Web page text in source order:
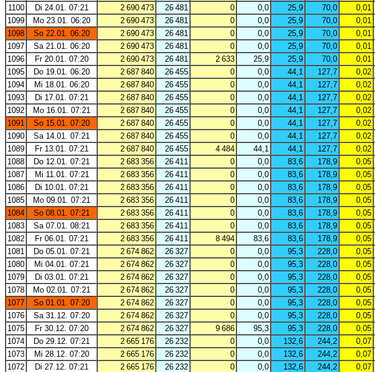
1100
Di 24.01. 07:21 2 690 473 26 481 0 0,0 25,9 70,0 0,01
1099
Mo 23.01. 06:20 2 690 473 26 481 0 0,0 25,9 70,0 0,01
1098
So 22.01. 06:20 2 690 473 26 481 0 0,0 25,9 70,0 0,01
1097
Sa 21.01. 06:20 2 690 473 26 481 0 0,0 25,9 70,0 0,01
1096
Fr 20.01. 07:20 2 690 473 26 481 2 633 25,9 25,9 70,0 0,01
1095
Do 19.01. 06:20 2 687 840 26 455 0 0,0 44,1 127,7 0,02
1094
Mi 18.01. 06:20 2 687 840 26 455 0 0,0 44,1 127,7 0,02
1093
Di 17.01. 07:21 2 687 840 26 455 0 0,0 44,1 127,7 0,02
1092
Mo 16.01. 07:21 2 687 840 26 455 0 0,0 44,1 127,7 0,02
1091
So 15.01. 07:20 2 687 840 26 455 0 0,0 44,1 127,7 0,02
1090
Sa 14.01. 07:21 2 687 840 26 455 0 0,0 44,1 127,7 0,02
1089
Fr 13.01. 07:21 2 687 840 26 455 4 484 44,1 44,1 127,7 0,02
1088
Do 12.01. 07:21 2 683 356 26 411 0 0,0 83,6 178,9 0,05
1087
Mi 11.01. 07:21 2 683 356 26 411 0 0,0 83,6 178,9 0,05
1086
Di 10.01. 07:21 2 683 356 26 411 0 0,0 83,6 178,9 0,05
1085
Mo 09.01. 07:21 2 683 356 26 411 0 0,0 83,6 178,9 0,05
1084
So 08.01. 07:21 2 683 356 26 411 0 0,0 83,6 178,9 0,05
1083
Sa 07.01. 08:21 2 683 356 26 411 0 0,0 83,6 178,9 0,05
1082
Fr 06.01. 07:21 2 683 356 26 411 8 494 83,6 83,6 178,9 0,05
1081
Do 05.01. 07:21 2 674 862 26 327 0 0,0 95,3 228,0 0,05
1080
Mi 04.01. 07:21 2 674 862 26 327 0 0,0 95,3 228,0 0,05
1079
Di 03.01. 07:21 2 674 862 26 327 0 0,0 95,3 228,0 0,05
1078
Mo 02.01. 07:21 2 674 862 26 327 0 0,0 95,3 228,0 0,05
1077
So 01.01. 07:20 2 674 862 26 327 0 0,0 95,3 228,0 0,05
1076
Sa 31.12. 07:20 2 674 862 26 327 0 0,0 95,3 228,0 0,05
1075
Fr 30.12. 07:20 2 674 862 26 327 9 686 95,3 95,3 228,0 0,05
1074
Do 29.12. 07:21 2 665 176 26 232 0 0,0 132,6 244,2 0,07
1073
Mi 28.12. 07:20 2 665 176 26 232 0 0,0 132,6 244,2 0,07
1072
Di 27.12. 07:21 2 665 176 26 232 0 0,0 132,6 244,2 0,07